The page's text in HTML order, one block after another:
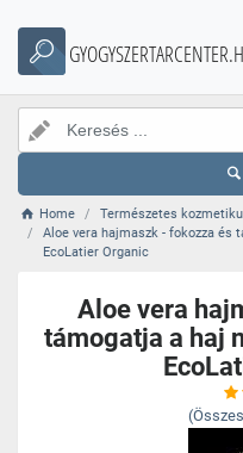
Home Természetes
Aloe vera hajmaszk - fokozza és
EcoLatier Organic
Aloe vera
támogatja a haj